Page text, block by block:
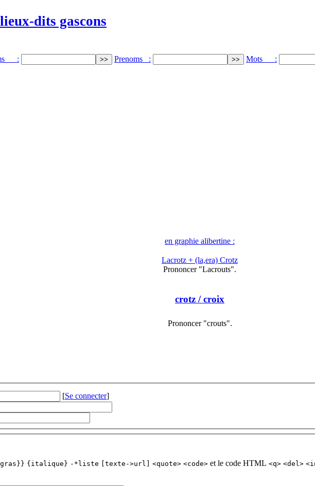
dits gascons
: Prenoms : Mots :
en graphie alibertine :
Lacrotz + (la,era) Crotz
Prononcer "Lacrouts".
crotz / croix
Prononcer "crouts".
[Se connecter]
{italique} -*liste [texte->url] <quote> <code> et le code HTML <q> <del>